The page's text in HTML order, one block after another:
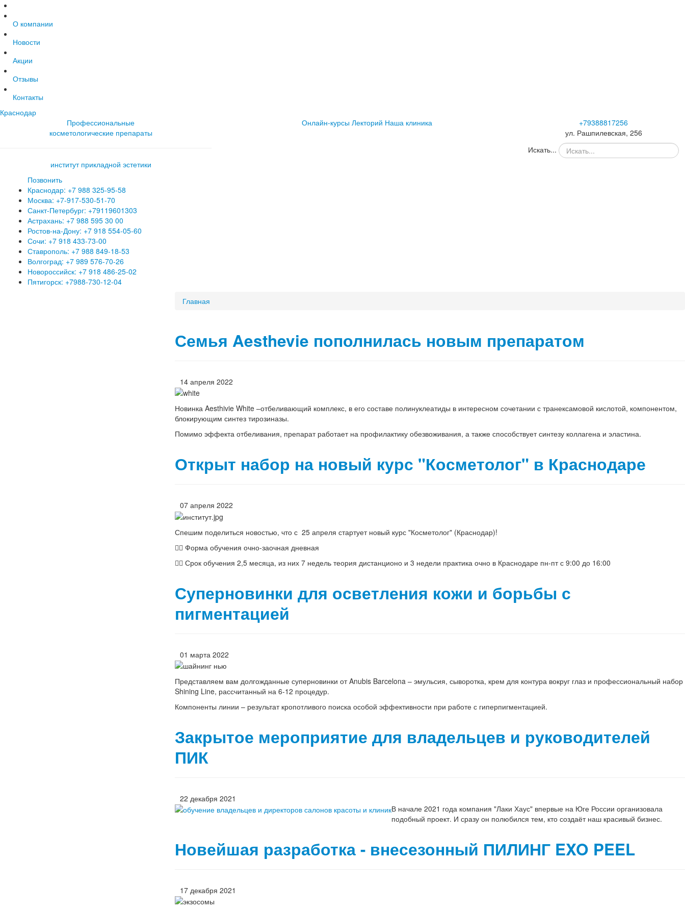
О компании
Новости
Акции
Отзывы
Контакты
Краснодар
Профессиональные
косметологические препараты
институт прикладной эстетики
Онлайн-курсы Лекторий Наша клиника
+79388817256
ул. Рашпилевская, 256
Искать...
Позвонить
Краснодар: +7 988 325-95-58
Москва: +7-917-530-51-70
Санкт-Петербург: +79119601303
Астрахань: +7 988 595 30 00
Ростов-на-Дону: +7 918 554-05-60
Сочи: +7 918 433-73-00
Ставрополь: +7 988 849-18-53
Волгоград: +7 989 576-70-26
Новороссийск: +7 918 486-25-02
Пятигорск: +7988-730-12-04
Главная
Семья Aesthevie пополнилась новым препаратом
14 апреля 2022
Новинка Aesthivie White –отбеливающий комплекс, в его составе полинуклеатиды в интересном сочетании с транексамовой кислотой, компонентом,
блокирующим синтез тирозиназы.
Помимо эффекта отбеливания, препарат работает на профилактику обезвоживания, а также способствует синтезу коллагена и эластина.
Открыт набор на новый курс "Косметолог" в Краснодаре
07 апреля 2022
Спешим поделиться новостью, что с 25 апреля стартует новый курс "Косметолог" (Краснодар)!
👉🏻 Форма обучения очно-заочная дневная
👉🏻 Срок обучения 2,5 месяца, из них 7 недель теория дистанционо и 3 недели практика очно в Краснодаре пн-пт с 9:00 до 16:00
Суперновинки для осветления кожи и борьбы с
пигментацией
01 марта 2022
Представляем вам долгожданные суперновинки от Anubis Barcelona – эмульсия, сыворотка, крем для контура вокруг глаз и профессиональный набор
Shining Line, рассчитанный на 6-12 процедур.
Компоненты линии – результат кропотливого поиска особой эффективности при работе с гиперпигментацией.
Закрытое мероприятие для владельцев и руководителей
ПИК
22 декабря 2021
В начале 2021 года компания "Лаки Хаус" впервые на Юге России организовала
подобный проект. И сразу он полюбился тем, кто создаёт наш красивый бизнес.
Новейшая разработка - внесезонный ПИЛИНГ EXO PEEL
17 декабря 2021